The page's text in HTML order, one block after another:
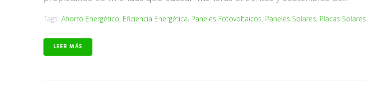
Tags: Ahorro Energético, Eficiencia Energética, Paneles Fotovoltaicos, Paneles Solares, Placas Solares
LEER MÁS